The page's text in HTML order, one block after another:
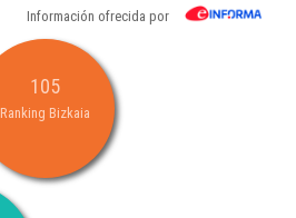
Información ofrecida por
105
Ranking Bizkaia